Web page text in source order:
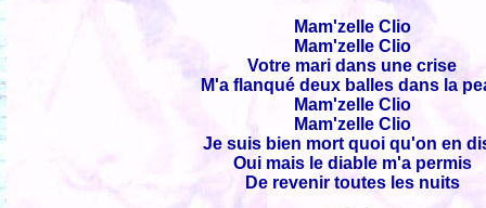
Mam'zelle Clio
Mam'zelle Clio
Votre mari dans une crise
M'a flanqué deux balles dans la
Mam'zelle Clio
Mam'zelle Clio
Je suis bien mort quoi qu'on en
Oui mais le diable m'a permis
De revenir toutes les nuits